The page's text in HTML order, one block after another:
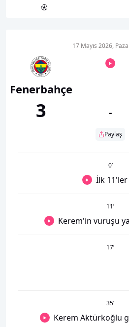
Fenerbahçe
3
17 Mayıs 2026,
-
Paylaş
0’
İlk 11'ler
11’
Kerem'in vuruşu
17’
35’
Kerem Aktürkoğlu